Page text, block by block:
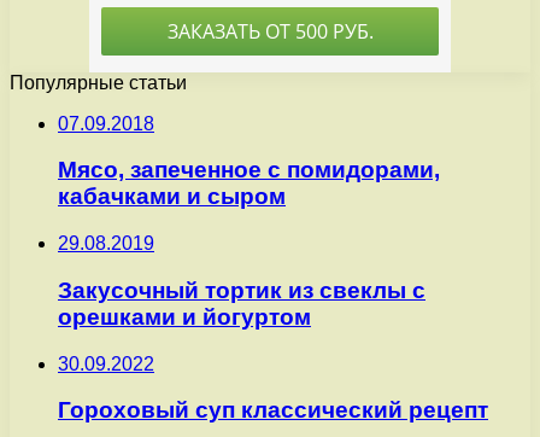
Популярные статьи
07.09.2018
Мясо, запеченное с помидорами,
кабачками и сыром
29.08.2019
Закусочный тортик из свеклы с
орешками и йогуртом
30.09.2022
Гороховый суп классический рецепт